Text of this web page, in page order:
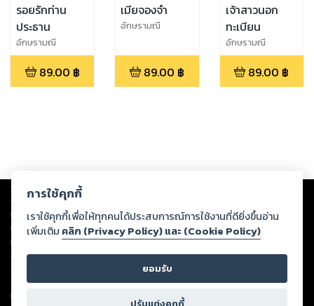
รอยรักท่าน
ประธาน
อักษรามณี
89.00 ฿
เมียจองจำ
อักษรามณี
89.00 ฿
เจ้าสาวนอก
ทะเบียน
อักษรามณี
89.00 ฿
Copyright © 2026
ต่อผลงานหรือเนื้อหาใดที่อัปโหลดผ่านเว็บไซต์และปรากฏว่าละเมิดสิทธิใน
ทรัพย์สินทางปัญญาของบุคคลอื่นหรือขัดต่อกฎหมายและศีลธรรม ดังนั้น ผู้อ่าน
ทุกท่านโปรดใช้วิจารณญาณในการกลั่นกรองด้วยตนเอง และหากท่านพบว่าส่วน
หนึ่งส่วนใดขัดต่อกฎหมายและศีลธรรม กรุณาแจ้งมายังบริษัท เพื่อทีมงานจะได้
ดำเนินการในทันที ทั้งนี้ ทางสตอรี่ล็อกขอสงวนลิขสิทธิ์ตามพระราชบัญญัติ
ลิขสิทธิ์ พ.ศ. 2537 (ฉบับล่าสุด)
For support: member@ookbee.com
การใช้คุกกี้
เราใช้คุกกี้เพื่อให้ทุกคนได้ประสบการณ์การใช้งานที่ดียิ่งขึ้นอ่าน
เพิ่มเติม คลิก (Privacy Policy) และ (Cookie Policy)
ยอมรับ
ปรับแต่งคุกกี้